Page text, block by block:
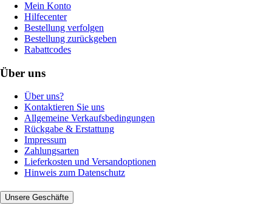
Mein Konto
Hilfecenter
Bestellung verfolgen
Bestellung zurückgeben
Rabattcodes
Über uns
Über uns?
Kontaktieren Sie uns
Allgemeine Verkaufsbedingungen
Rückgabe & Erstattung
Impressum
Zahlungsarten
Lieferkosten und Versandoptionen
Hinweis zum Datenschutz
Unsere Geschäfte